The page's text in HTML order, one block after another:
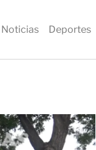
Noticias Deportes